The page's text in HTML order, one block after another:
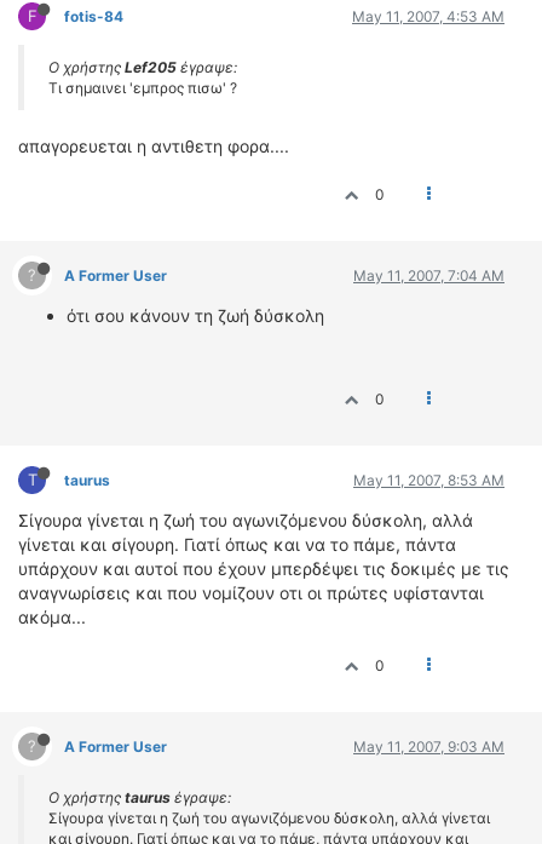
F fotis-84 May 11, 2007, 4:53 AM
Ο χρήστης Lef205 έγραψε:
Τι σημαινει 'εμπρος πισω' ?
απαγορευεται η αντιθετη φορα....
0
? A Former User May 11, 2007, 7:04 AM
ότι σου κάνουν τη ζωή δύσκολη
0
T taurus May 11, 2007, 8:53 AM
Σίγουρα γίνεται η ζωή του αγωνιζόμενου δύσκολη, αλλά
γίνεται και σίγουρη. Γιατί όπως και να το πάμε, πάντα
υπάρχουν και αυτοί που έχουν μπερδέψει τις δοκιμές με τις
αναγνωρίσεις και που νομίζουν οτι οι πρώτες υφίστανται
ακόμα...
0
? A Former User May 11, 2007, 9:03 AM
Ο χρήστης taurus έγραψε:
Σίγουρα γίνεται η ζωή του αγωνιζόμενου δύσκολη, αλλά γίνεται
και σίγουρη. Γιατί όπως και να το πάμε, πάντα υπάρχουν και